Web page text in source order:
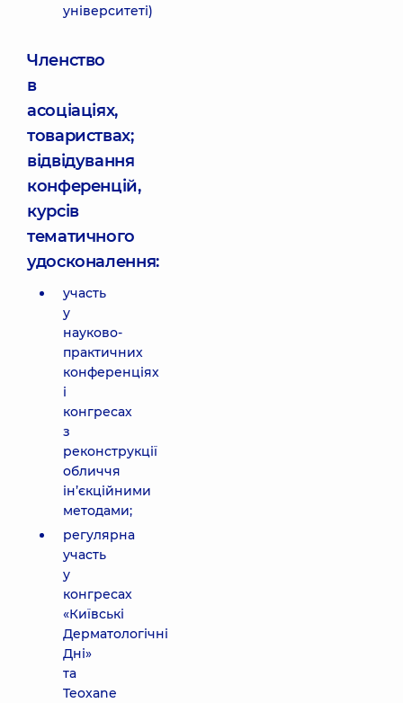
університеті)
Членство
в
асоціаціях,
товариствах;
відвідування
конференцій,
курсів
тематичного
удосконалення:
участь
у
науково-
практичних
конференціях
і
конгресах
з
реконструкції
обличчя
ін’єкційними
методами;
регулярна
участь
у
конгресах
«Київські
Дерматологічні
Дні»
та
Teoxane